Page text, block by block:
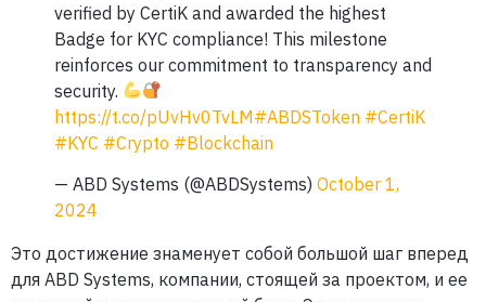
verified by CertiK and awarded the highest
Badge for KYC compliance! This milestone
reinforces our commitment to transparency and
security.
https://t.co/pUvHv0TvLM#ABDSToken #CertiK
#KYC #Crypto #Blockchain
— ABD Systems (@ABDSystems) October 1,
2024
Это достижение знаменует собой большой шаг вперед
для ABD Systems, компании, стоящей за проектом, и ее